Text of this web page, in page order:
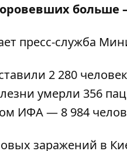
больше
пресс-служба
2 280
умерли 356
ИФА — 8 984
заражений в